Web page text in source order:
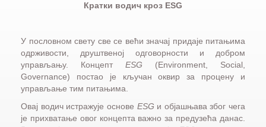
Кратки водич кроз ESG
У пословном свету све се већи значај придаје питањима
одрживости, друштвеној одговорности и добром
управљању. Концепт ESG (Environment, Social,
Governance) постао је кључан оквир за процену и
управљање тим питањима.
Овај водич истражује основе ESG и објашњава због чега
је прихватање овог концепта важно за предузећа данас.